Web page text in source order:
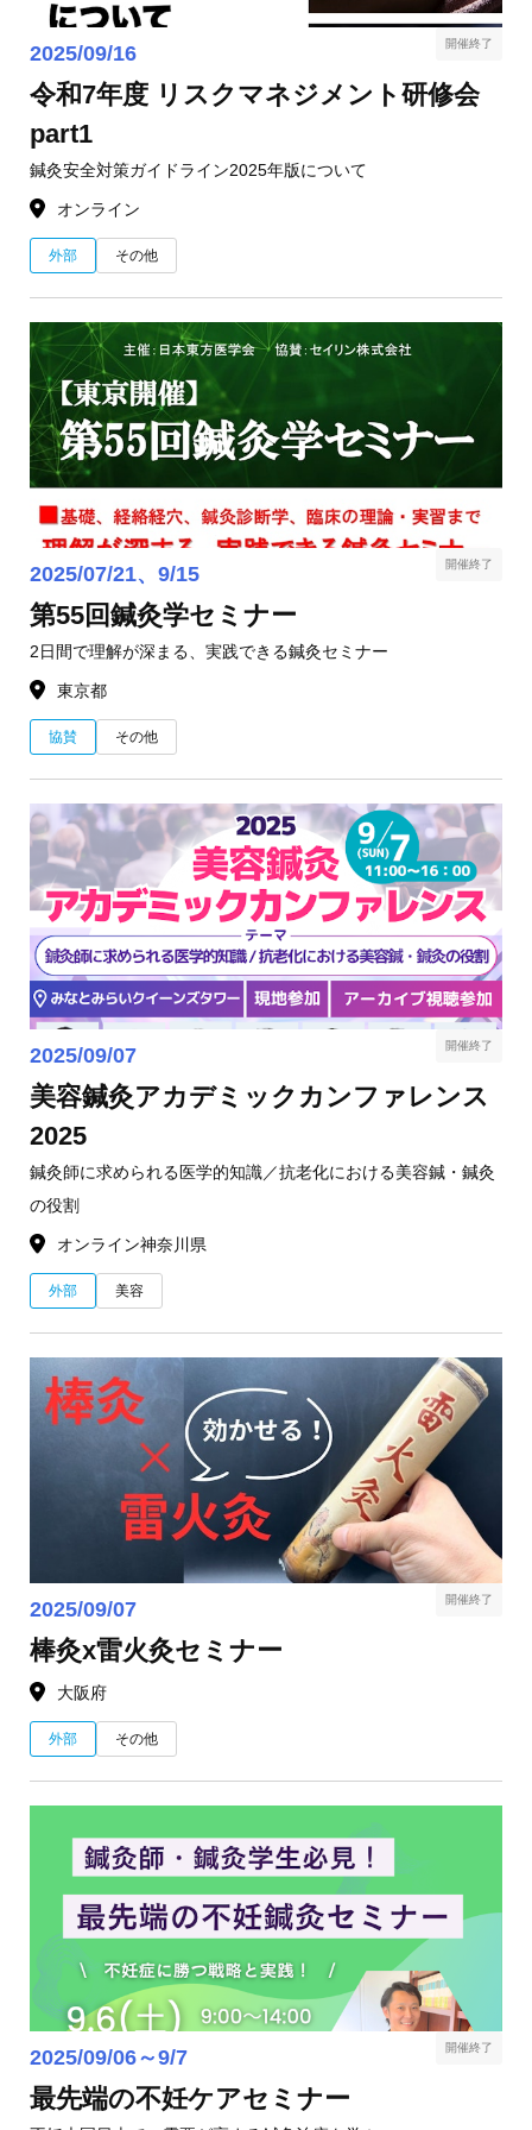
2025/09/16
令和7年度 リスクマネジメント研修会
part1
鍼灸安全対策ガイドライン2025年版について
オンライン
外部 その他
開催終了
2025/07/21、9/15
第55回鍼灸学セミナー
2日間で理解が深まる、実践できる鍼灸セミナー
東京都
協賛 その他
開催終了
2025/09/07
美容鍼灸アカデミックカンファレンス
2025
鍼灸師に求められる医学的知識／抗老化における美容鍼・鍼灸
の役割
オンライン神奈川県
外部 美容
開催終了
2025/09/07
棒灸x雷火灸セミナー
大阪府
外部 その他
開催終了
2025/09/06～9/7
最先端の不妊ケアセミナー
開催終了